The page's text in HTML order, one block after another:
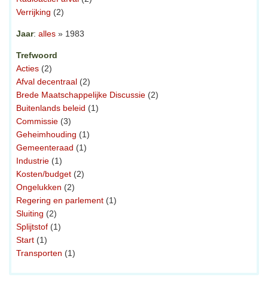
Verrijking (2)
Jaar: alles » 1983
Trefwoord
Acties (2)
Afval decentraal (2)
Brede Maatschappelijke Discussie (2)
Buitenlands beleid (1)
Commissie (3)
Geheimhouding (1)
Gemeenteraad (1)
Industrie (1)
Kosten/budget (2)
Ongelukken (2)
Regering en parlement (1)
Sluiting (2)
Splijtstof (1)
Start (1)
Transporten (1)